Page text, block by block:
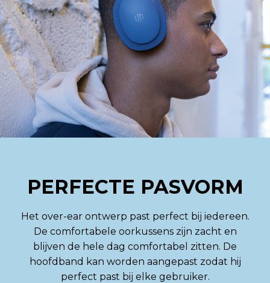
PERFECTE PASVORM
Het over-ear ontwerp past perfect bij iedereen.
De comfortabele oorkussens zijn zacht en
blijven de hele dag comfortabel zitten. De
hoofdband kan worden aangepast zodat hij
perfect past bij elke gebruiker.